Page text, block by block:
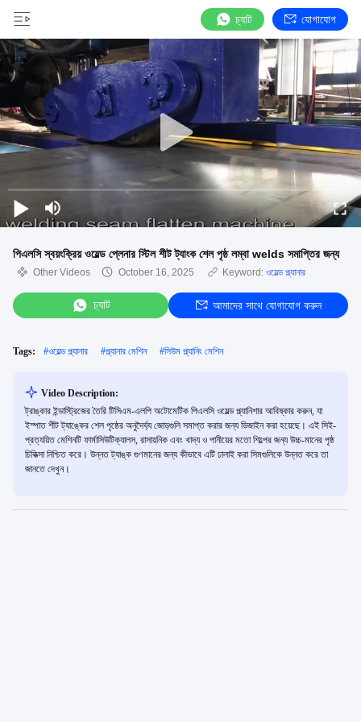
চ্যাট যোগাযোগ
পিএলসি স্বয়ংক্রিয় ওয়েল্ড প্লেনার স্টিল শীট ট্যাংক শেল পৃষ্ঠ লম্বা welds সমাপ্তির জন্য
Other Videos October 16, 2025 Keyword: ওয়েল্ড প্ল্যানার
চ্যাট আমাদের সাথে যোগাযোগ করুন
Tags: #ওয়েল্ড প্ল্যানার #প্ল্যানার মেশিন #সিউম প্ল্যানিং মেশিন
Video Description:
ট্রাঙ্কার ইন্ডাস্ট্রিজের তৈরি টিসিএম-এলপি অটোমেটিক পিএলসি ওয়েল্ড প্ল্যানিশার আবিষ্কার করুন, যা
ইস্পাত শীট ট্যাঙ্কের শেল পৃষ্ঠের অনুদৈর্ঘ্য জোড়গুলি সমাপ্ত করার জন্য ডিজাইন করা হয়েছে। এই সিই-
প্রত্যয়িত মেশিনটি ফার্মাসিউটিক্যালস, রাসায়নিক এবং খাদ্য ও পানীয়ের মতো শিল্পের জন্য উচ্চ-মানের পৃষ্ঠ
চিকিত্সা নিশ্চিত করে। উন্নত ট্যাঙ্ক গুণমানের জন্য কীভাবে এটি ঢালাই করা সিমগুলিকে উন্নত করে তা
জানতে দেখুন।